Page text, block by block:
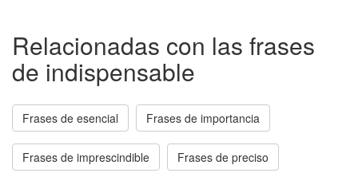
Relacionadas con las frases
de indispensable
Frases de esencial Frases de importancia
Frases de imprescindible Frases de preciso